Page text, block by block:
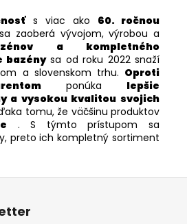
s viac ako 60. ročnou
zaoberá vývojom, výrobou a
a kompletného
bazénysa od roku 2022 snaží
a slovenskom trhu. Oproti
ponúka lepšie
a vysokou kvalitou svojich
tomu, že väčšinu produktov
. S týmto prístupom sa
preto ich kompletný sortiment